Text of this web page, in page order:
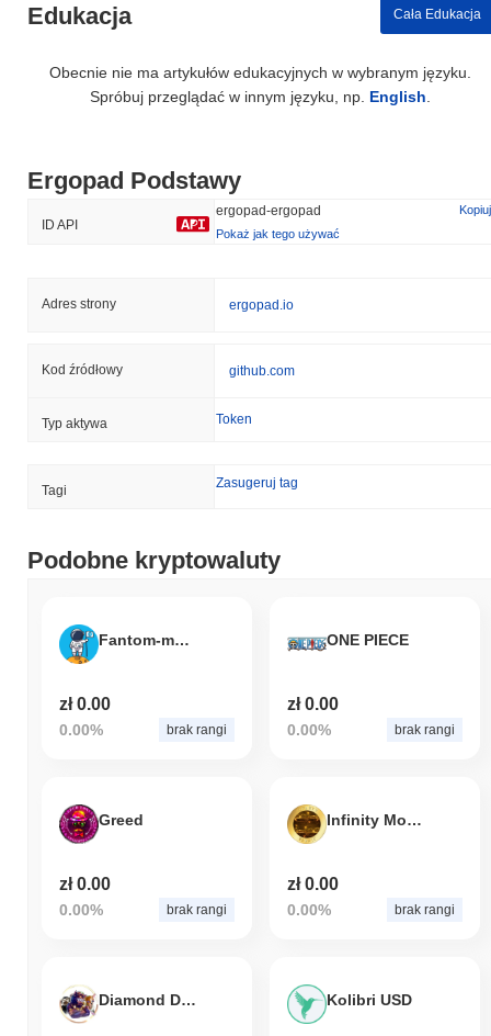
Edukacja Cała Edukacja
Obecnie nie ma artykułów edukacyjnych w wybranym języku.
Spróbuj przeglądać w innym języku, np. English
Ergopad Podstawy
ID API
ergopad-ergopad
Kopiuj
Pokaż jak tego używać
Adres strony ergopad.io
Kod źródłowy github.com
Typ aktywa Token
Tagi Zasugeruj tag
Podobne kryptowaluty
Fantom-moon.finance
zł 0.00
0.00% brak rangi
ONE PIECE
zł 0.00
0.00% brak rangi
Greed
zł 0.00
0.00% brak rangi
Infinity Money V3
zł 0.00
0.00% brak rangi
Diamond Dogs Kolibri USD